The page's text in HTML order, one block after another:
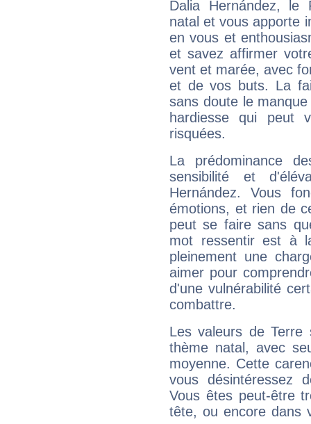
Dalia Hernández, le
natal et vous apporte
en vous et
et savez affirmer
vent et marée, avec
et de vos buts. La
sans doute le
hardiesse qui peut
risquées.
La prédominance
sensibilité et
Hernández. Vous
émotions, et rien de
peut se faire sans
mot ressentir est à
pleinement une
aimer pour
d'une vulnérabilité
combattre.
Les valeurs de Terre
thème natal, avec
moyenne. Cette
vous désintéressez
Vous êtes peut-être
tête, ou encore dans